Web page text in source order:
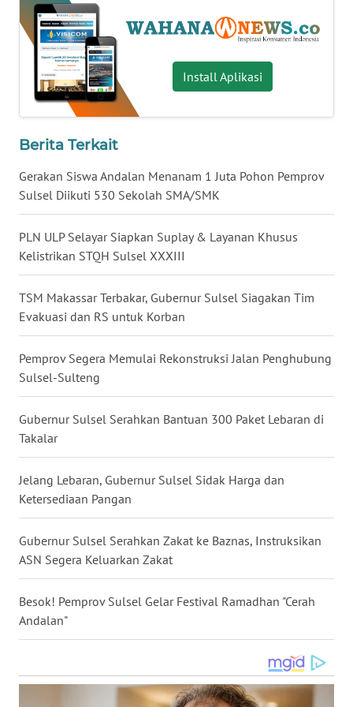
Install Aplikasi
Berita Terkait
Gerakan Siswa Andalan Menanam 1 Juta Pohon Pemprov
Sulsel Diikuti 530 Sekolah SMA/SMK
PLN ULP Selayar Siapkan Suplay & Layanan Khusus
Kelistrikan STQH Sulsel XXXIII
TSM Makassar Terbakar, Gubernur Sulsel Siagakan Tim
Evakuasi dan RS untuk Korban
Pemprov Segera Memulai Rekonstruksi Jalan Penghubung
Sulsel-Sulteng
Gubernur Sulsel Serahkan Bantuan 300 Paket Lebaran di
Takalar
Jelang Lebaran, Gubernur Sulsel Sidak Harga dan
Ketersediaan Pangan
Gubernur Sulsel Serahkan Zakat ke Baznas, Instruksikan
ASN Segera Keluarkan Zakat
Besok! Pemprov Sulsel Gelar Festival Ramadhan "Cerah
Andalan"
WN
BABEL
WN
SUMBAR
WN
WN
BENGKULU
WN
LAMPUNG
WN
WN
WN
WN
JATIM
WN
BALI
WN
KALBAR
KALTENG